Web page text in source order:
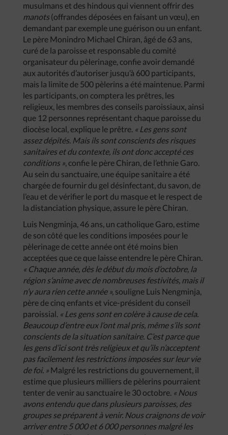
musulmans et des hindous qui viennent offrir des
manots(offrandes déposées en faisant un vœu), en
demandant par exemple une guérison ou un enfant.
Le père Monindro Michael Chiran, âgé de 63 ans,
curé de la paroisse et responsable du comité
organisateur du pèlerinage, confie avoir demandé
aux autorités d’autoriser jusqu’à 600 participants,
mais la limite de 500 pèlerins a été maintenue. Parmi
les participants, on comptera les prêtres, les
religieux, les membres des conseils paroissiaux, ainsi
que 12 personnes représentant chaque paroisse du
diocèse local, explique le prêtre. « Les gens sont
assez dépités. Mais ils sont conscients des risques
sanitaires et du contexte, ils ont donc accepté ces
conditions », confie le père Chiran, de l’ethnie Garo.
Au sein du sanctuaire, une équipe sanitaire a été
chargée de fournir du gel désinfectant, du savon, de
l’eau et de vérifier le port du masque et le respect de
la distanciation physique, assure le père Chiran.
Luis Nengminja, 46 ans, un catholique Garo, estime
de son côté que les conditions imposées pour le
pèlerinage de cette année ont été moins bien
acceptées que ce que laisse entendre le père Chiran.
« Chaque année, dès le début du mois d’octobre, la
région s’anime avec de nombreuses festivités, mais il
n’y aura rien cette année », souligne Luis Nengminja,
père de cinq enfants et vice-président du conseil
paroissial. « Les gens sont en colère à cause de cela.
Beaucoup d’entre eux l’ont mal pris, même s’ils sont
conscients de la situation sanitaire. C’est parce que
les gens d’ici sont très religieux et qu’ils n’acceptent
pas facilement les restrictions imposées sur leur vie
de foi. » Malgré les restrictions du gouvernement, il
estime que plusieurs milliers de pèlerins pourraient
tenter de venir au sanctuaire le 30 octobre. « Nous
avons entendu que dans plusieurs paroisses, des
groupes se préparent à venir. Nous craignons de voir
arriver entre 5 000 et 6 000 personnes malgré les